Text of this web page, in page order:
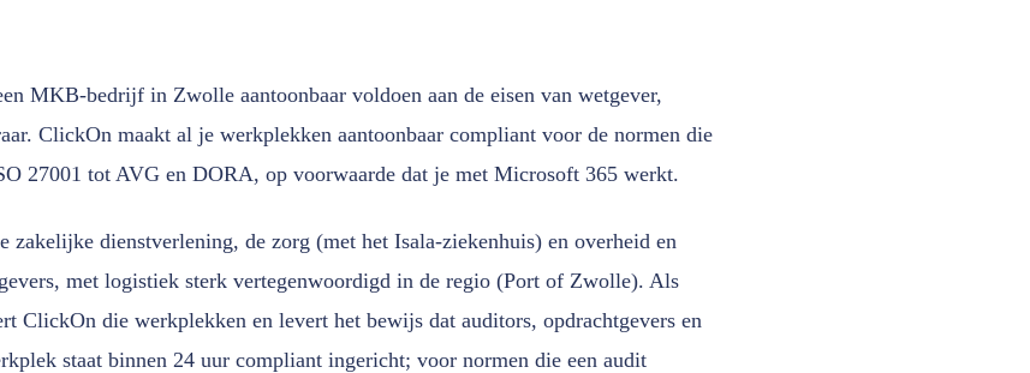
MKB-bedrijf in Zwolle aantoonbaar voldoen aan de eisen van wetgever,
ClickOn maakt al je werkplekken aantoonbaar compliant voor de normen die
27001 tot AVG en DORA, op voorwaarde dat je met Microsoft 365 werkt.
zakelijke dienstverlening, de zorg (met het Isala-ziekenhuis) en overheid en
met logistiek sterk vertegenwoordigd in de regio (Port of Zwolle). Als
ClickOn die werkplekken en levert het bewijs dat auditors, opdrachtgevers en
staat binnen 24 uur compliant ingericht; voor normen die een audit